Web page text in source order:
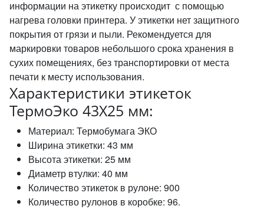
информации на этикетку происходит с помощью
нагрева головки принтера. У этикетки нет защитного
покрытия от грязи и пыли. Рекомендуется для
маркировки товаров небольшого срока хранения в
сухих помещениях, без транспортировки от места
печати к месту использования.
Характеристики этикеток
ТермоЭко 43Х25 мм:
Материал: Термобумага ЭКО
Ширина этикетки: 43 мм
Высота этикетки: 25 мм
Диаметр втулки: 40 мм
Количество этикеток в рулоне: 900
Количество рулонов в коробке: 96.